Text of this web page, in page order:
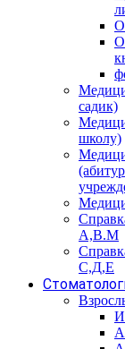
садик)
школу)
А,В.М
С,Д,Е